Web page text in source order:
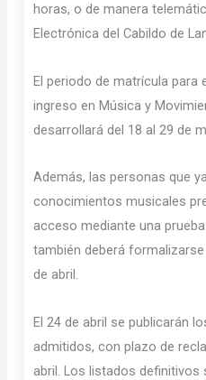
horas, o de manera
Electrónica del Cabildo de
El periodo de matrícula para
ingreso en Música y
desarrollará del 18 al 29 de
Además, las personas que
conocimientos musicales
acceso mediante una
también deberá
de abril.
El 24 de abril se publicarán
admitidos, con plazo de
abril. Los listados definitivos